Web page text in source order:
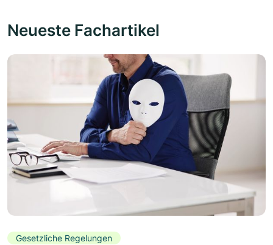
Neueste Fachartikel
Gesetzliche Regelungen